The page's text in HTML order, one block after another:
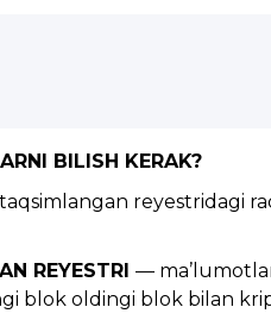
BILISH KERAK?
reyestridagi
REYESTRI —
blok oldingi blok bilan